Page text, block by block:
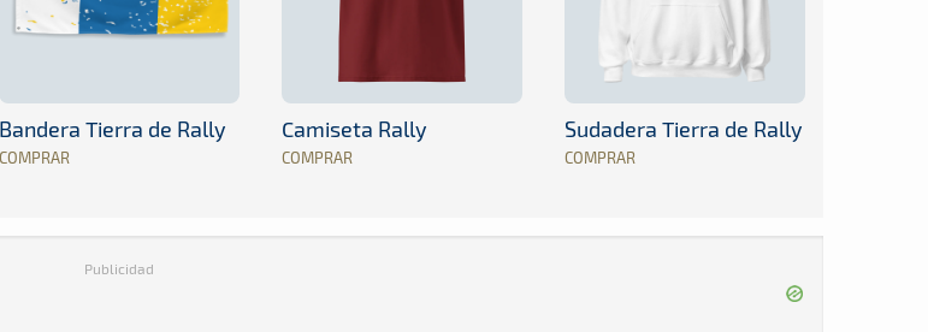
Bandera Tierra de Rally
COMPRAR
Camiseta Rally
COMPRAR
Sudadera Tierra de Rally
COMPRAR
Publicidad